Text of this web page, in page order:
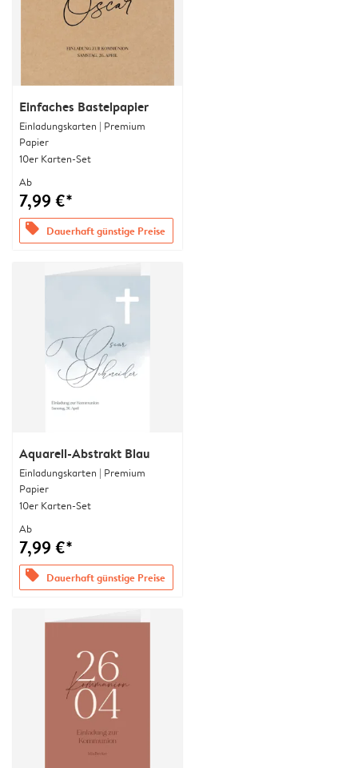
Einfaches Bastelpapier
Einladungskarten | Premium
Papier
10er Karten-Set
Ab
7,99 €*
offers Dauerhaft günstige Preise
Aquarell-Abstrakt Blau
Einladungskarten | Premium
Papier
10er Karten-Set
Ab
7,99 €*
offers Dauerhaft günstige Preise